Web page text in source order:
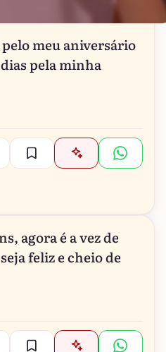
meu aniversário
pela minha
agora é a vez de
feliz e cheio de